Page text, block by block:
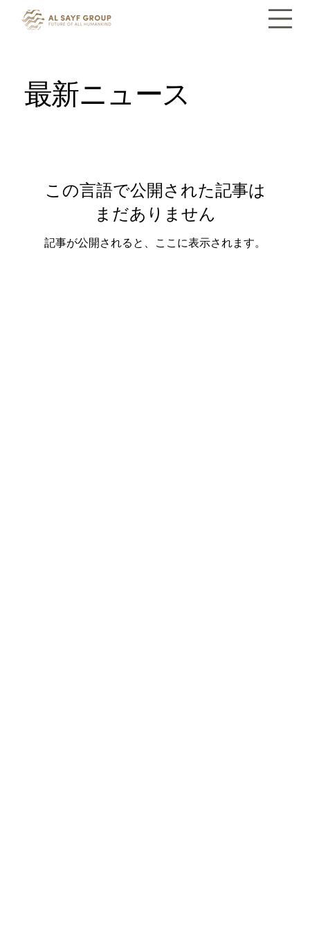
最新ニュース
この言語で公開された記事は
まだありません
記事が公開されると、ここに表示されます。